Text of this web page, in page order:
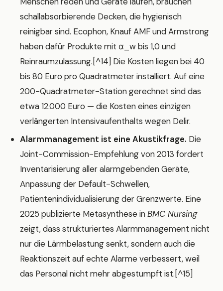
schallabsorbierende Decken, die hygienisch
reinigbar sind. Ecophon, Knauf AMF und Armstrong
haben dafür Produkte mit α_w bis 1,0 und
Reinraumzulassung.[^14] Die Kosten liegen bei 40
bis 80 Euro pro Quadratmeter installiert. Auf eine
200-Quadratmeter-Station gerechnet sind das
etwa 12.000 Euro — die Kosten eines einzigen
verlängerten Intensivaufenthalts wegen Delir.
Alarmmanagement ist eine Akustikfrage. Die
Joint-Commission-Empfehlung von 2013 fordert
Inventarisierung aller alarmgebenden Geräte,
Anpassung der Default-Schwellen,
Patientenindividualisierung der Grenzwerte. Eine
2025 publizierte Metasynthese inBMC Nursing
zeigt, dass strukturiertes Alarmmanagement nicht
nur die Lärmbelastung senkt, sondern auch die
Reaktionszeit auf echte Alarme verbessert, weil
das Personal nicht mehr abgestumpft ist.[^15]